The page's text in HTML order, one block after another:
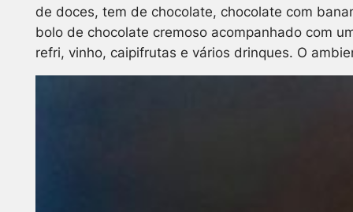
de doces, tem de chocolate, chocolate com
bolo de chocolate cremoso acompanhado com
refri, vinho, caipifrutas e vários drinques. O